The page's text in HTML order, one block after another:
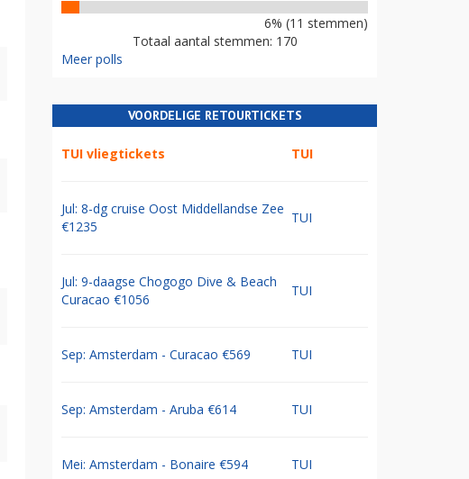
6% (11 stemmen)
Totaal aantal stemmen: 170
Meer polls
VOORDELIGE RETOURTICKETS
TUI vliegtickets TUI
Jul: 8-dg cruise Oost Middellandse Zee
€1235
TUI
Jul: 9-daagse Chogogo Dive & Beach
Curacao €1056
TUI
Sep: Amsterdam - Curacao €569 TUI
Sep: Amsterdam - Aruba €614 TUI
Mei: Amsterdam - Bonaire €594 TUI